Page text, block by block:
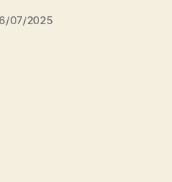
Autor
a
07/2025